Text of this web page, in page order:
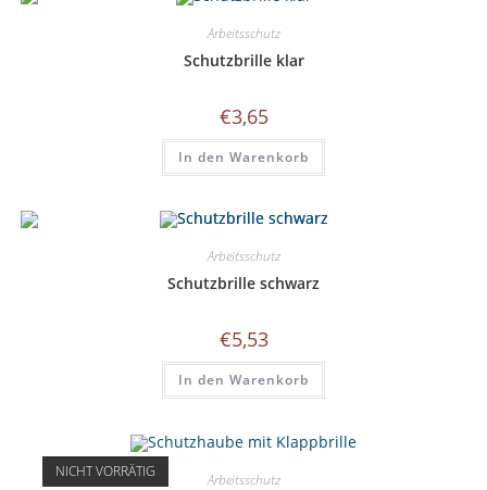
Arbeitsschutz
Schutzbrille klar
€3,65
In den Warenkorb
Arbeitsschutz
Schutzbrille schwarz
€5,53
In den Warenkorb
NICHT VORRÄTIG Arbeitsschutz